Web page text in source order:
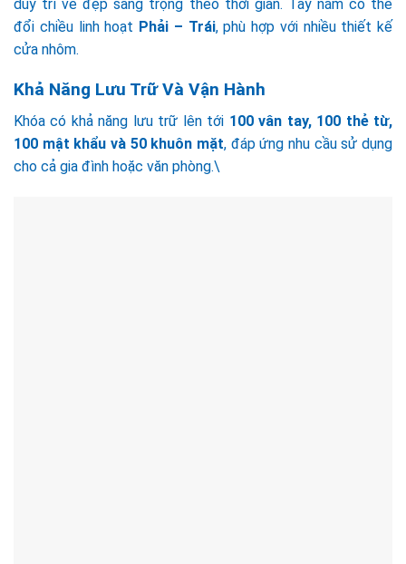
duy trì vẻ đẹp sang trọng theo thời gian. Tay nắm có thể
đổi chiều linh hoạt Phải – Trái, phù hợp với nhiều thiết kế
cửa nhôm.
Khả Năng Lưu Trữ Và Vận Hành
Khóa có khả năng lưu trữ lên tới 100 vân tay, 100 thẻ từ,
100 mật khẩu và 50 khuôn mặt, đáp ứng nhu cầu sử dụng
cho cả gia đình hoặc văn phòng.\